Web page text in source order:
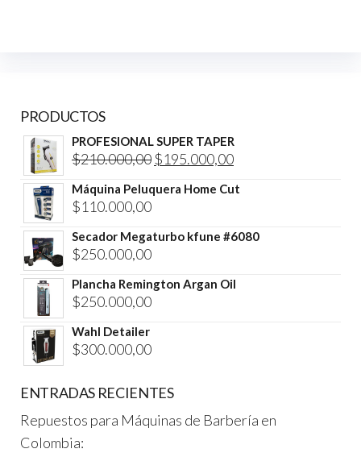
PRODUCTOS
PROFESIONAL SUPER TAPER
$210.000,00 El
precio
$195.000,00El
precio
Máquina Peluquera Home Cut
$110.000,00
Secador Megaturbo kfune #6080
$250.000,00
Plancha Remington Argan Oil
$250.000,00
Wahl Detailer
$300.000,00
ENTRADAS RECIENTES
Repuestos para Máquinas de Barbería en
Colombia: